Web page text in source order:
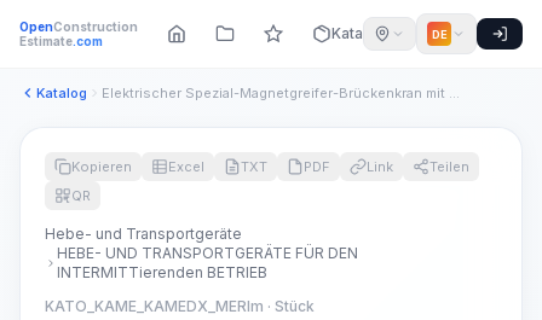
OpenConstruction
Estimate.com Katalog DE
Katalog Elektrischer Spezial-Magnetgreifer-Brückenkran mit beweglich...
Kopieren Excel TXT PDF Link
Teilen
QR
Hebe- und Transportgeräte
HEBE- UND TRANSPORTGERÄTE FÜR DEN
INTERMITTierenden BETRIEB
KATO_KAME_KAMEDX_MERIm · Stück